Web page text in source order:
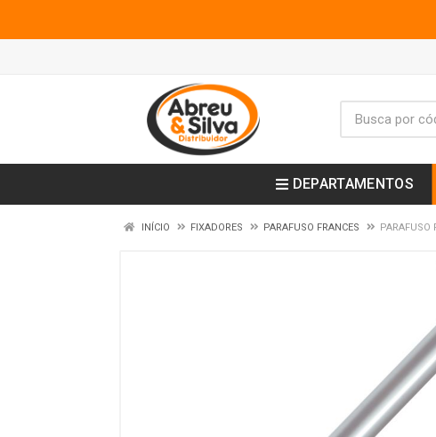
DEPARTAMENTOS
INÍCIO FIXADORES PARAFUSO FRANCES PARAFUSO